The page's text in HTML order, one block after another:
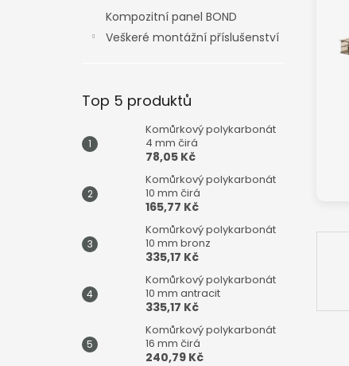
Kompozitní panel BOND
Veškeré montážní příslušenství
Top 5 produktů
Komůrkový polykarbonát
4 mm čirá
78,05 Kč
Komůrkový polykarbonát
10 mm čirá
165,77 Kč
Komůrkový polykarbonát
10 mm bronz
335,17 Kč
Komůrkový polykarbonát
10 mm antracit
335,17 Kč
Komůrkový polykarbonát
16 mm čirá
240,79 Kč